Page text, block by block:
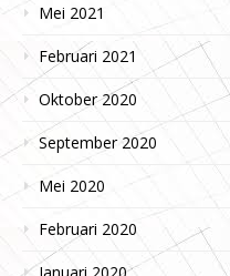
Mei 2021
Februari 2021
Oktober 2020
September 2020
Mei 2020
Februari 2020
Januari 2020